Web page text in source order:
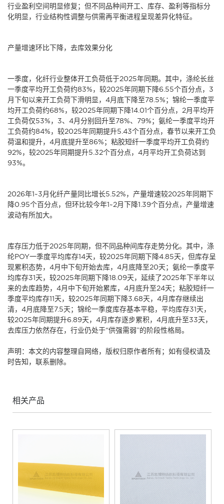
行业盈利空间明显修复；但不同品种间开工、库存、盈利等指标分
化明显，行业结构性调整与供需再平衡进程呈现差异化特征。
产量增速环比下降，去库效果分化
一季度，化纤行业整体开工负荷低于2025年同期。其中，涤纶长丝
一季度平均开工负荷约83%，较2025年同期下降6.55个百分点，3
月下旬以来开工负荷下滑明显，4月底下降至78.5%；锦纶一季度平
均开工负荷约68%，较2025年同期下降14.01个百分点，2月平均开
工负荷仅53%，3、4月分别回升至78%、79%；氨纶一季度平均开
工负荷约84%，较2025年同期提升5.43个百分点，春节以来开工负
荷温和提升，4月底提升至86%；粘胶短纤一季度平均开工负荷约
92%，较2025年同期提升5.32个百分点，4月平均开工负荷达到
93%。
2026年1~3月化纤产量同比增长5.52%，产量增速较2025年同期下
降0.95个百分点，但环比较今年1~2月下降1.39个百分点，产量增速
波动有所加大。
库存压力低于2025年同期，但不同品种间库存走势分化。其中，涤
纶POY一季度平均库存14天，较2025年同期下降4.85天，但库存呈
现累积态势，4月中下旬开始去库，4月底降至20天；氨纶一季度平
均库存31天，较2025年同期下降18.09天，延续了2025年下半年以
来的去库趋势，4月中下旬开始累库，4月底升至24天；粘胶短纤一
季度平均库存11天，较2025年同期下降3.68天，4月库存继续出
清，4月底降至7.5天；锦纶一季度库存基本平稳，平均库存31天，
较2025年同期提升6.89天，4月库存逐步累积，4月底升至33天，
去库压力依然存在，行业仍处于“供强需弱”的阶段性格局。
声明：本文的内容整理自网络，版权归原作者所有；如有侵权请及
时告知，联系删除。
相关产品